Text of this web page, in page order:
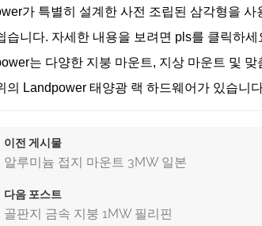
가 특별히 설계한 사전 조립된 삼각형을
습니다. 자세한 내용을 보려면 pls를 클릭하세
는 다양한 지붕 마운트, 지상 마운트 및
의 Landpower 태양광 랙 하드웨어가 있습니
이전 게시물
알루미늄 접지 마운트 3MW 일본
다음 포스트
골판지 금속 지붕 1MW 필리핀